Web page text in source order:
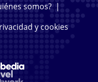
somos?|
y cookies